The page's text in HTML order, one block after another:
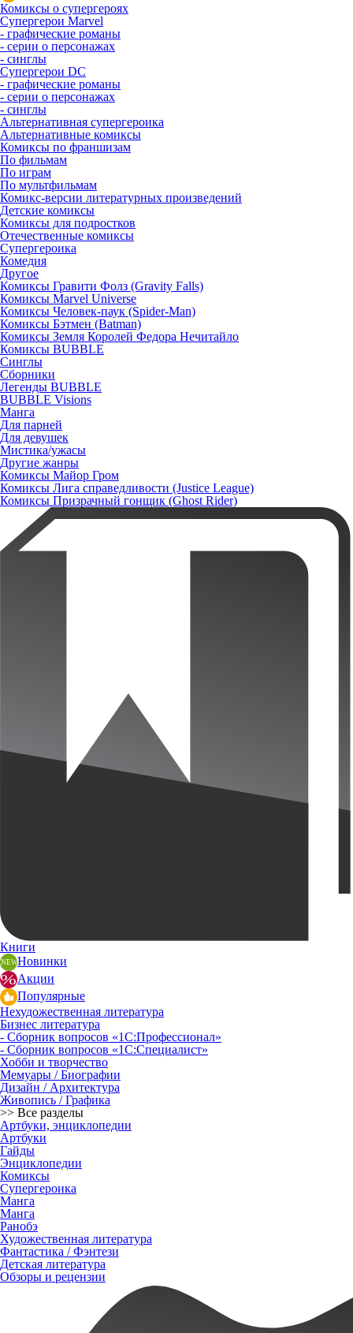
Комиксы о супергероях
Супергерои Marvel
- графические романы
- серии о персонажах
- синглы
Супергерои DC
- графические романы
- серии о персонажах
- синглы
Альтернативная супергероика
Альтернативные комиксы
Комиксы по франшизам
По фильмам
По играм
По мультфильмам
Комикс-версии литературных произведений
Детские комиксы
Комиксы для подростков
Отечественные комиксы
Супергероика
Комедия
Другое
Комиксы Гравити Фолз (Gravity Falls)
Комиксы Marvel Universe
Комиксы Человек-паук (Spider-Man)
Комиксы Бэтмен (Batman)
Комиксы Земля Королей Федора Нечитайло
Комиксы BUBBLE
Синглы
Сборники
Легенды BUBBLE
BUBBLE Visions
Манга
Для парней
Для девушек
Мистика/ужасы
Другие жанры
Комиксы Майор Гром
Комиксы Лига справедливости (Justice League)
Комиксы Призрачный гонщик (Ghost Rider)
Книги
Новинки
Акции
Популярные
Нехудожественная литература
Бизнес литература
- Сборник вопросов «1С:Профессионал»
- Сборник вопросов «1С:Специалист»
Хобби и творчество
Мемуары / Биографии
Дизайн / Архитектура
Живопись / Графика
>> Все разделы
Артбуки, энциклопедии
Артбуки
Гайды
Энциклопедии
Комиксы
Супергероика
Манга
Манга
Ранобэ
Художественная литература
Фантастика / Фэнтези
Детская литература
Обзоры и рецензии